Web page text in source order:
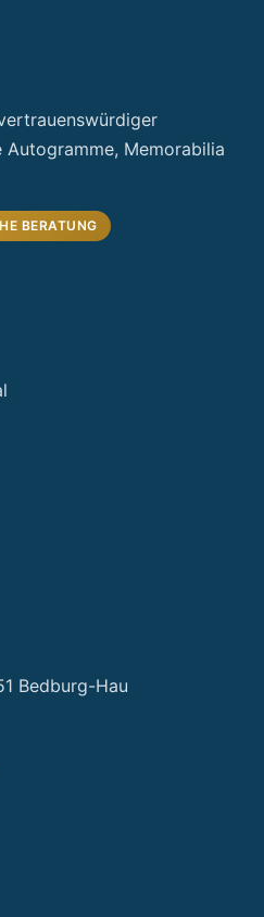
Memorabilia
BERATUNG
Bedburg-Hau